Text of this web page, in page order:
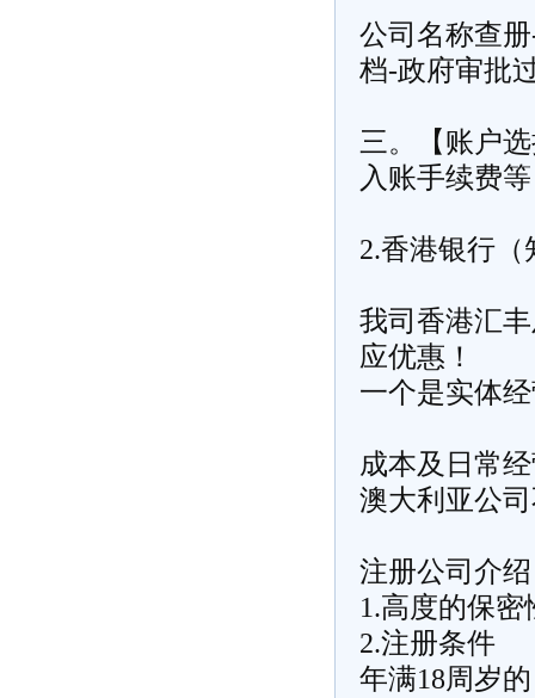
公司名称查
档-政府审批
三。【账户
入账手续费
2.香港银行
我司香港汇
应优惠！
一个是实体
成本及日常
澳大利亚公
注册公司介
1.高度的保
2.注册条件
年满18周岁